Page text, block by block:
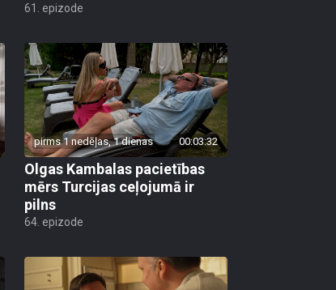
61. epizode
pirms 1 nedēļas, 1 dienas 00:03:32
Olgas Kambalas pacietības
mērs Turcijas ceļojumā ir
pilns
64. epizode